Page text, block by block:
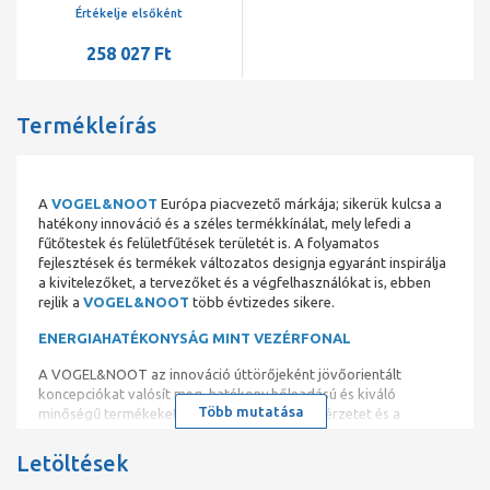
L=1600, balos
Értékelje elsőként
258 027 Ft
Termékleírás
A VOGEL&NOOT Európa piacvezető márkája; sikerük kulcsa a
hatékony innováció és a széles termékkínálat, mely lefedi a
fűtőtestek és felületfűtések területét is. A folyamatos
fejlesztések és termékek változatos designja egyaránt inspirálja
a kivitelezőket, a tervezőket és a végfelhasználókat is, ebben
rejlik a VOGEL&NOOT több évtizedes sikere.
ENERGIAHATÉKONYSÁG MINT VEZÉRFONAL
A VOGEL&NOOT az innováció úttörőjeként jövőorientált
koncepciókat valósít meg, hatékony hőleadású és kiváló
minőségű termékeket kínál – a komfortos hőérzetet és a
fenntartható fejlődés szempontjait egyaránt szem előtt tartva.
VONOVA SZELEPES LAPRADIÁTOROK KLASSZIKUS ÉS
Több mutatása
Letöltések